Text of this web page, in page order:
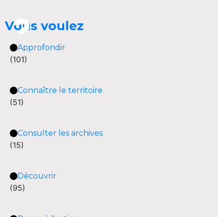
Vous voulez
Approfondir
(101)
Connaître le territoire
(51)
Consulter les archives
(15)
Découvrir
(95)